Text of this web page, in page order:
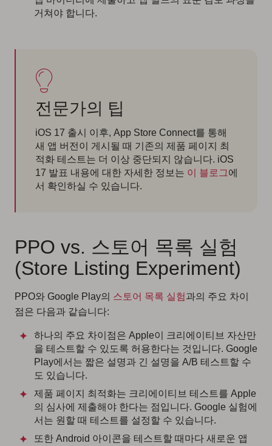
거쳐야 합니다.
전문가의 팁
iOS 17 출시 이후, App Store Connect를 통해
새 앱 버전이 게시될 때 기존의 제품 페이지 최
적화 테스트는 더 이상 중단되지 않습니다. iOS
17 발표 내용에 대한 자세한 정보는 이 블로그에
서 확인하실 수 있습니다.
PPO vs. 스토어 목록 실험
(Store Listing Experiment)
PPO와 Google Play의 스토어 목록 실험과의 주요 차이
점은 다음과 같습니다:
하나의 주요 차이점은 Apple이 크리에이티브 자산만
을 테스트할 수 있도록 허용한다는 것입니다. Google
Play에서는 짧은 설명과 긴 설명을 A/B 테스트할 수
도 있습니다.
제품 페이지 최적화는 크리에이티브 테스트를 Apple
의 심사에 제출해야 한다는 점입니다. Google 실험에
서는 원할 때 테스트를 설정할 수 있습니다.
또한 Android 아이콘을 테스트할 때마다 새로운 앱